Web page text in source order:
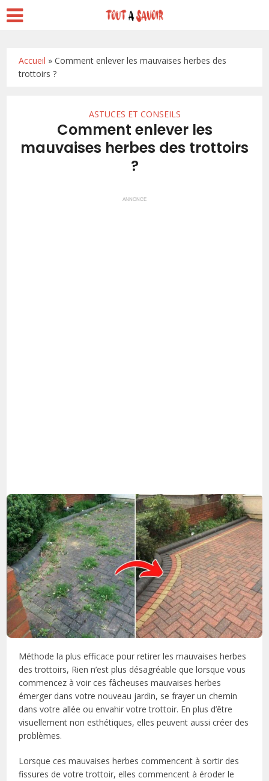
Accueil »Comment enlever les mauvaises herbes des
trottoirs ?
ASTUCES ET CONSEILS
Comment enlever les
mauvaises herbes des trottoirs
?
ANNONCE
Méthode la plus efficace pour retirer les mauvaises herbes
des trottoirs, Rien n’est plus désagréable que lorsque vous
commencez à voir ces fâcheuses mauvaises herbes
émerger dans votre nouveau jardin, se frayer un chemin
dans votre allée ou envahir votre trottoir. En plus d’être
visuellement non esthétiques, elles peuvent aussi créer des
problèmes.
Lorsque ces mauvaises herbes commencent à sortir des
fissures de votre trottoir, elles commencent à éroder le